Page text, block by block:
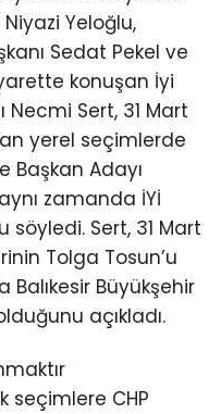
Niyazi Yeloğlu,
Sedat Pekel ve
konuşan İyi
Necmi Sert, 31 Mart
yerel seçimlerde
Başkan Adayı
zamanda İYİ
söyledi. Sert, 31 Mart
Tolga Tosun’u
Balıkesir Büyükşehir
açıkladı.
seçimlere CHP